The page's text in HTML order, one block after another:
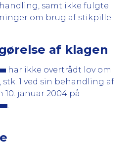
samt ikke fulgte
om brug af stikpille.
af klagen
har ikke overtrådt lov om
stk. 1 ved sin behandling af
10. januar 2004 på